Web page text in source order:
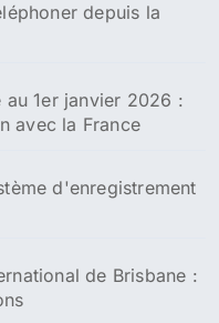
depuis la
1er janvier 2026 :
avec la France
d'enregistrement
de Brisbane :